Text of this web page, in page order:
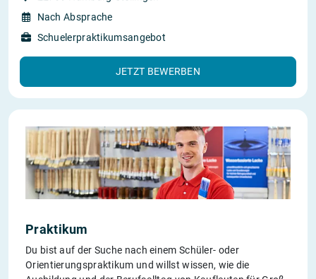
Nach Absprache
Schuelerpraktikumsangebot
JETZT BEWERBEN
Praktikum
Du bist auf der Suche nach einem Schüler- oder
Orientierungspraktikum und willst wissen, wie die